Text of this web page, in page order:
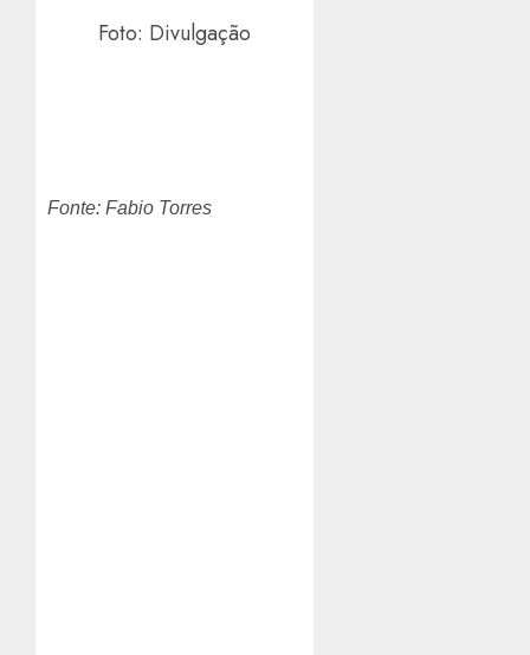
Foto: Divulgação
Fonte: Fabio Torres